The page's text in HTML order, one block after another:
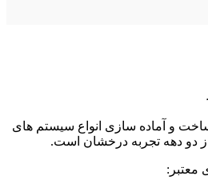
و آماده سازی انواع سیستم های
از دو دهه تجربه درخشان است.
معتبر: